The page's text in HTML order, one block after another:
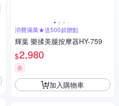
消費滿萬★送500超贈點
輝葉 樂揉美腿按摩器HY-759
$2,980
券
加入購物車